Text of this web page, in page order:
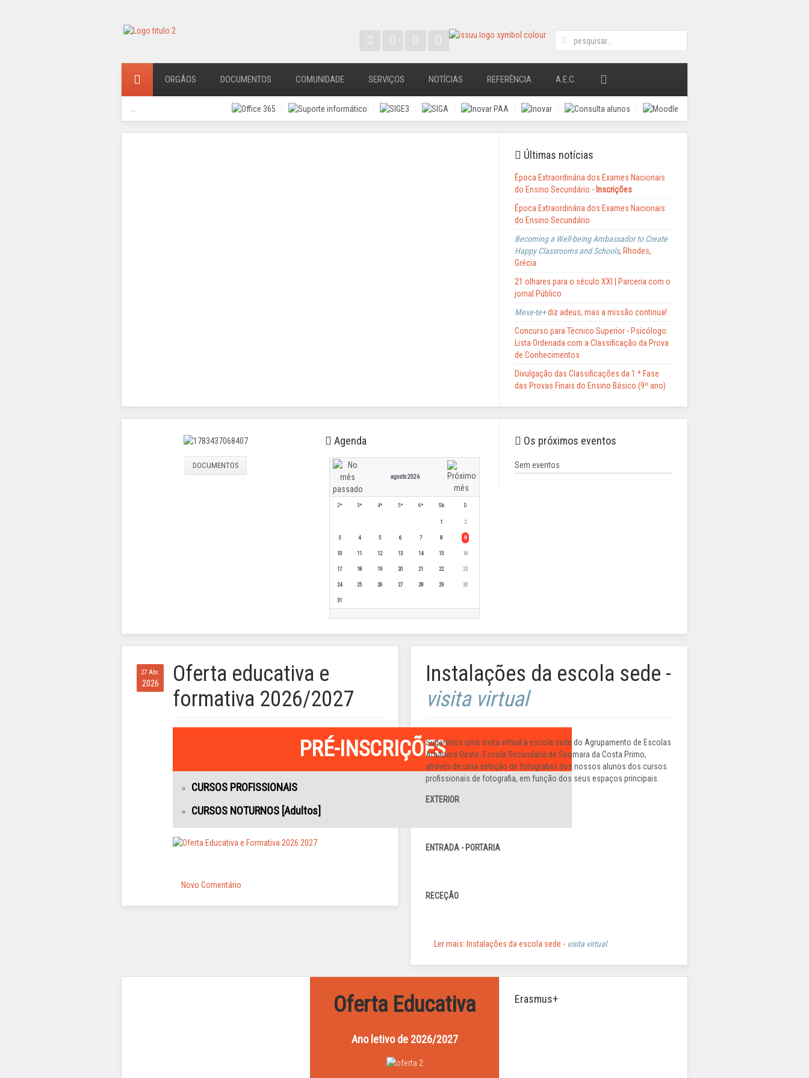
ORGÃOS DOCUMENTOS COMUNIDADE SERVIÇOS NOTÍCIAS REFERÊNCIA A.E.C.
Últimas notícias
Época Extraordinária dos Exames Nacionais
do Ensino Secundário - Inscrições
Época Extraordinária dos Exames Nacionais
do Ensino Secundário
Becoming a Well-being Ambassador to Create
Happy Classrooms and Schools, Rhodes,
Grécia
21 olhares para o século XXI | Parceria com o
jornal Público
Mexe-te+diz adeus, mas a missão continua!
Concurso para Técnico Superior - Psicólogo:
Lista Ordenada com a Classificação da Prova
de Conhecimentos
Divulgação das Classificações da 1.ª Fase
das Provas Finais do Ensino Básico (9º ano)
DOCUMENTOS
Agenda
agosto 2026
2ª 3ª 4ª 5ª 6ª Sb D
1 2
3 4 5 6 7 8 9
10 11 12 13 14 15 16
17 18 19 20 21 22 23
24 25 26 27 28 29 30
31
Os próximos eventos
Sem eventos
27 Abr.
2026
Oferta educativa e
formativa 2026/2027
PRÉ-INSCRIÇÕES
CURSOS PROFISSIONAIS
CURSOS NOTURNOS [Adultos]
Novo Comentário
Instalações da escola sede -
visita virtual
Sugerimos uma visita virtual à escola sede do Agrupamento de Escolas
Amadora Oeste, Escola Secundária de Seomara da Costa Primo,
através de uma seleção de fotografias dos nossos alunos dos cursos
profissionais de fotografia, em função dos seus espaços principais.
EXTERIOR
ENTRADA - PORTARIA
RECEÇÃO
Ler mais: Instalações da escola sede - visita virtual
Oferta Educativa
Ano letivode 2026/2027
Erasmus+